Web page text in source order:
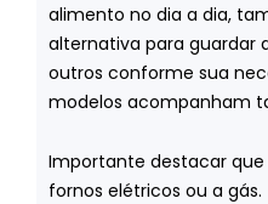
alimento no dia a dia,
alternativa para guardar
outros conforme sua
modelos acompanham
Importante destacar
fornos elétricos ou a gás.